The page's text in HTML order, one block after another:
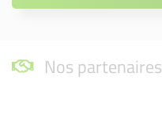
Nos partenaires